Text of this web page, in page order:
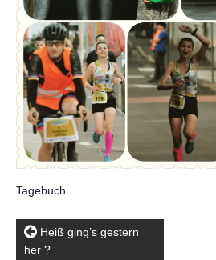
Tagebuch
Heiß ging’s gestern
her ?